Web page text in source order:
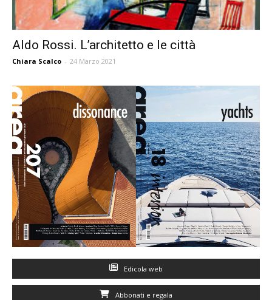
Aldo Rossi. L’architetto e le città
Chiara Scalco - 24 Marzo 2021
Edicola web
Abbonati e regala